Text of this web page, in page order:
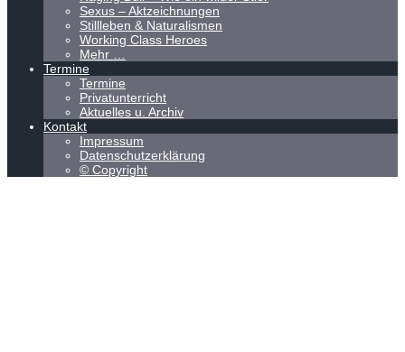
Sexus – Aktzeichnungen
Stillleben & Naturalismen
Working Class Heroes
Mehr …
Termine
Termine
Privatunterricht
Aktuelles u. Archiv
Kontakt
Impressum
Datenschutzerklärung
© Copyright